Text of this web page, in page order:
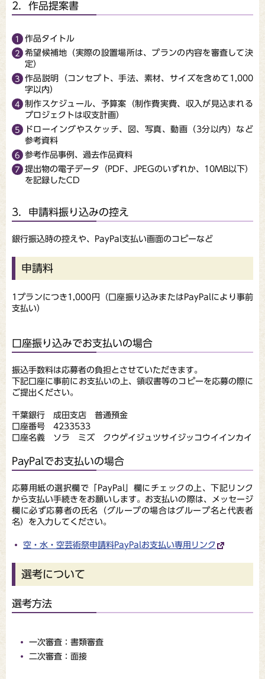
2．作品提案書
作品タイトル
希望候補地（実際の設置場所は、プランの内容を審査して決
定）
作品説明（コンセプト、手法、素材、サイズを含めて1,000
字以内）
制作スケジュール、予算案（制作費実費、収入が見込まれる
プロジェクトは収支計画）
ドローイングやスケッチ、図、写真、動画（3分以内）など
参考資料
参考作品事例、過去作品資料
提出物の電子データ（PDF、JPEGのいずれか、10MB以下）
を記録したCD
3．申請料振り込みの控え
銀行振込時の控えや、PayPal支払い画面のコピーなど
申請料
1プランにつき1,000円（口座振り込みまたはPayPalにより事前
支払い）
口座振り込みでお支払いの場合
振込手数料は応募者の負担とさせていただきます。
下記口座に事前にお支払いの上、領収書等のコピーを応募の際に
ご提出ください。
千葉銀行 成田支店 普通預金
口座番号 4233533
口座名義 ソラ ミズ クウゲイジュツサイジッコウイインカイ
PayPalでお支払いの場合
応募用紙の選択欄で「PayPal」欄にチェックの上、下記リンク
から支払い手続きをお願いします。お支払いの際は、メッセージ
欄に必ず応募者の氏名（グループの場合はグループ名と代表者
名）を入力してください。
空・水・空芸術祭申請料PayPalお支払い専用リンク
選考について
選考方法
一次審査：書類審査
二次審査：面接